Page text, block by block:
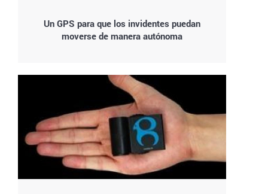
Un GPS para que los invidentes puedan
moverse de manera autónoma